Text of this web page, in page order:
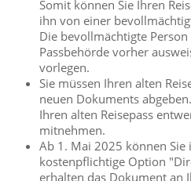
Somit können Sie Ihren
ihn von einer
Die bevollmächtigte
Passbehörde vorher
vorlegen.
Sie müssen Ihren alten
neuen Dokuments
Ihren alten Reisepass
mitnehmen.
Ab 1. Mai 2025 können Sie
kostenpflichtige Option
erhalten das Dokument an